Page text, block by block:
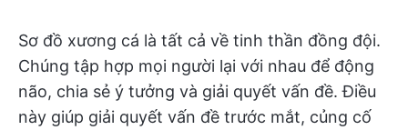
Sơ đồ xương cá là tất cả về tinh thần đồng đội.
Chúng tập hợp mọi người lại với nhau để động
não, chia sẻ ý tưởng và giải quyết vấn đề. Điều
này giúp giải quyết vấn đề trước mắt, củng cố